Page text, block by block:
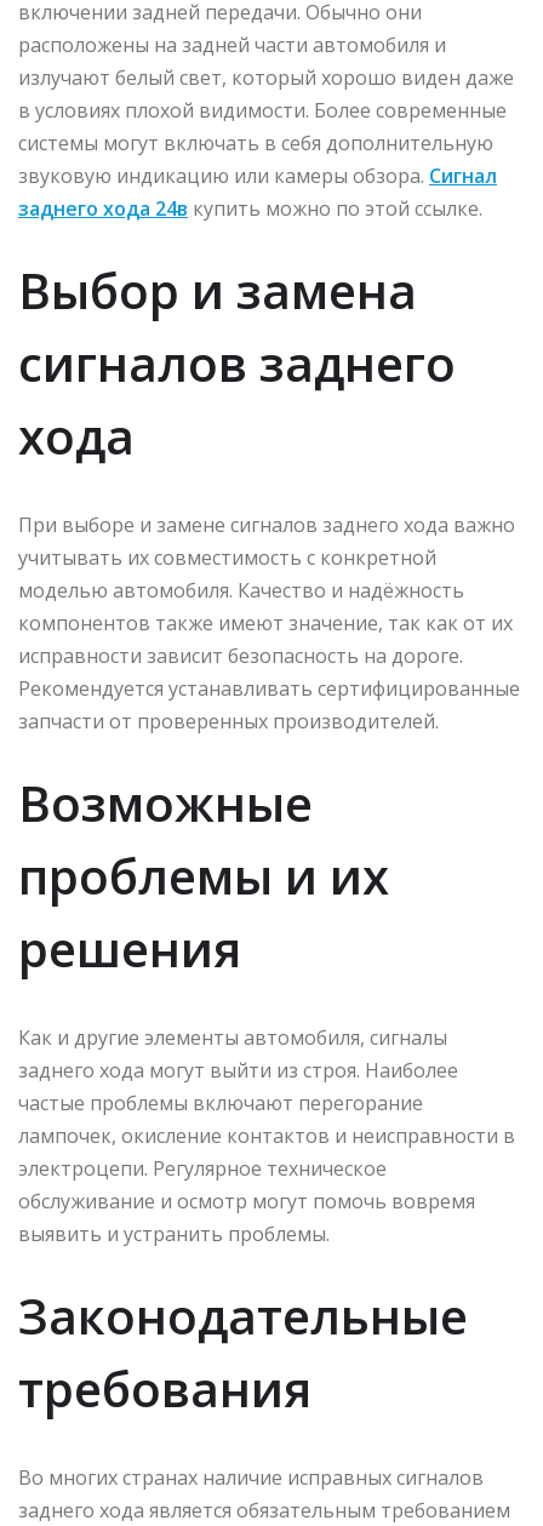
включении задней передачи. Обычно они
расположены на задней части автомобиля и
излучают белый свет, который хорошо виден даже
в условиях плохой видимости. Более современные
системы могут включать в себя дополнительную
звуковую индикацию или камеры обзора. Сигнал
заднего хода 24в купить можно по этой ссылке.
Выбор и замена
сигналов заднего
хода
При выборе и замене сигналов заднего хода важно
учитывать их совместимость с конкретной
моделью автомобиля. Качество и надёжность
компонентов также имеют значение, так как от их
исправности зависит безопасность на дороге.
Рекомендуется устанавливать сертифицированные
запчасти от проверенных производителей.
Возможные
проблемы и их
решения
Как и другие элементы автомобиля, сигналы
заднего хода могут выйти из строя. Наиболее
частые проблемы включают перегорание
лампочек, окисление контактов и неисправности в
электроцепи. Регулярное техническое
обслуживание и осмотр могут помочь вовремя
выявить и устранить проблемы.
Законодательные
требования
Во многих странах наличие исправных сигналов
заднего хода является обязательным требованием